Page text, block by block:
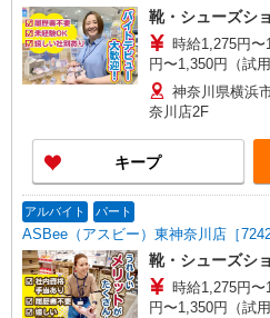
靴・シューズシ
時給1,275円〜1,360円 試用期
円〜1,350円（試用期間2ヶ
給1,275円 平日17
時〜 時給1,360円
日・祝17〜20時
給1,360円 ※資格
神奈川県横浜
奈川店2F
キープ
アルバイト パート
ASBee（アスビー）東神奈川店［7242
靴・シューズシ
時給1,275円〜1,360円 試用期
円〜1,350円（試用期間2ヶ